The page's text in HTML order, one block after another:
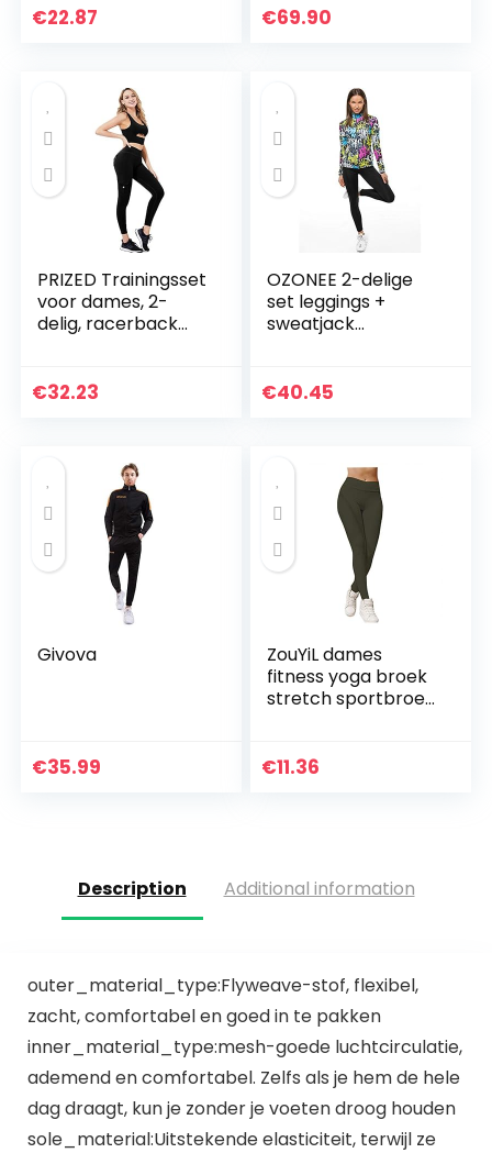
Workout Set
€22.87 €69.90
PRIZED Trainingsset
voor dames, 2-
delig, racerback
sportbeha en hoge
€32.23
OZONEE 2-delige
set leggings +
sweatjack
joggingpak
€40.45
Givova
€35.99
ZouYiL dames
fitness yoga broek
stretch sportbroek
in volledige lengte…
€11.36
Description Additional information
outer_material_type:Flyweave-stof, flexibel,
zacht, comfortabel en goed in te pakken
inner_material_type:mesh-goede luchtcirculatie,
ademend en comfortabel. Zelfs als je hem de hele
dag draagt, kun je zonder je voeten droog houden
sole_material:Uitstekende elasticiteit, terwijl ze